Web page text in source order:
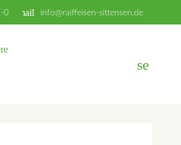
email info@raiffeisen-sittensen.de
0
search